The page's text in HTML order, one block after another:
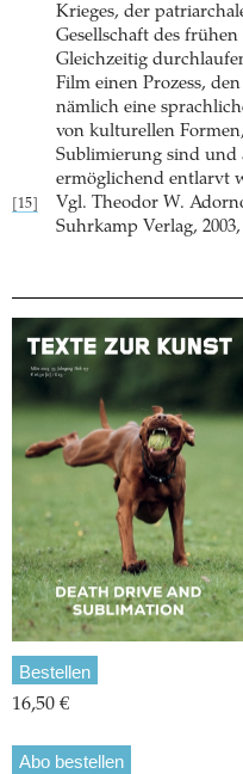
Krieges, der
Gesellschaft des
Gleichzeitig
Film einen Prozess,
nämlich eine
von kulturellen
Sublimierung sind und
ermöglichend entlarvt
[15] Vgl. Theodor W.
Suhrkamp Verlag, 2003,
Bestellen
16,50 €
Abo bestellen